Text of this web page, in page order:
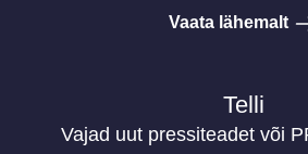
Vaata lähemalt
Telli
Vajad uut pressiteadet või